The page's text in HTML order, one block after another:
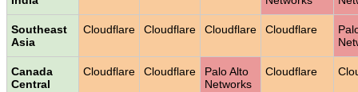
Southeast
Asia
Cloudflare Cloudflare Cloudflare Cloudflare
Canada
Central
Cloudflare Cloudflare
Palo Alto
Networks
Cloudflare